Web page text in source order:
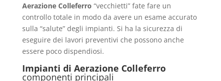
Aerazione Colleferro “vecchietti” fate fare un
controllo totale in modo da avere un esame accurato
sulla “salute” degli impianti. Si ha la sicurezza di
eseguire dei lavori preventivi che possono anche
essere poco dispendiosi.
Impianti di Aerazione Colleferro
componenti principali